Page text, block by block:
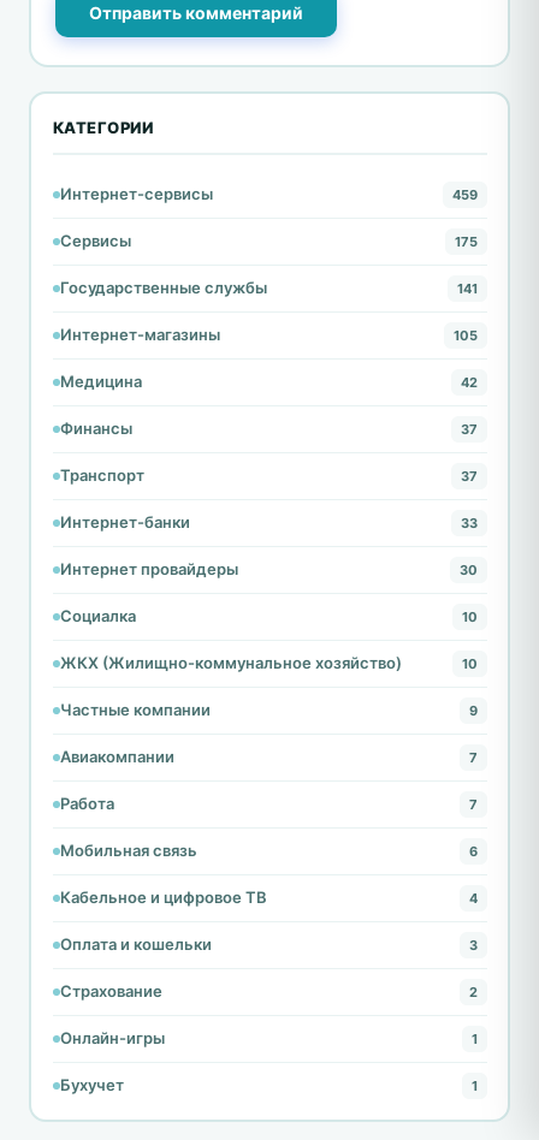
Отправить комментарий
КАТЕГОРИИ
Интернет-сервисы 459
Сервисы 175
Государственные службы 141
Интернет-магазины 105
Медицина 42
Финансы 37
Транспорт 37
Интернет-банки 33
Интернет провайдеры 30
Социалка 10
ЖКХ (Жилищно-коммунальное хозяйство) 10
Частные компании 9
Авиакомпании 7
Работа 7
Мобильная связь 6
Кабельное и цифровое ТВ 4
Оплата и кошельки 3
Страхование 2
Онлайн-игры 1
Бухучет 1